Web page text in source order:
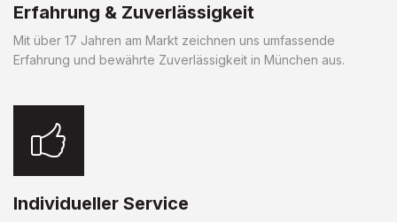
Erfahrung & Zuverlässigkeit
Mit über 17 Jahren am Markt zeichnen uns umfassende
Erfahrung und bewährte Zuverlässigkeit in München aus.
Individueller Service